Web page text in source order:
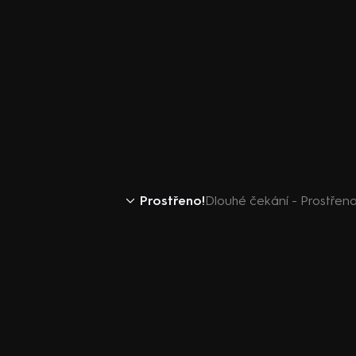
Prostřeno!Dlouhé čekání -